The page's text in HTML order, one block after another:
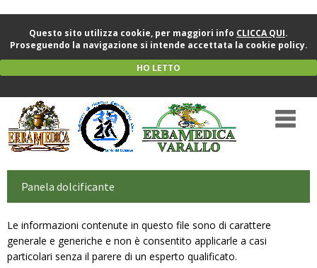
Questo sito utilizza cookie, per maggiori info CLICCA QUI.
Proseguendo la navigazione si intende accettata la cookie policy.
HO LETTO
Panela dolcificante
Le informazioni contenute in questo file sono di carattere
generale e generiche e non è consentito applicarle a casi
particolari senza il parere di un esperto qualificato.